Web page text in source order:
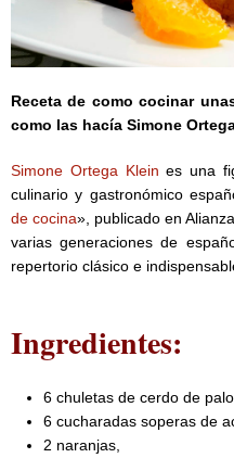
Receta de como cocinar
como las hacía Simone
Simone Ortega Klein es una
culinario y gastronómico
de cocina», publicado en
varias generaciones de
repertorio clásico e
Ingredientes:
6 chuletas de cerdo de palo,
6 cucharadas soperas de
2 naranjas,